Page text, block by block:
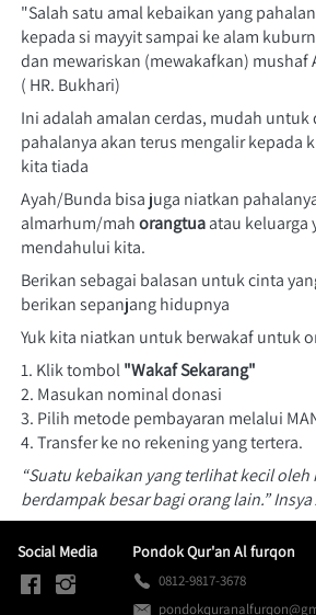
"Salah satu amal kebaikan yang
kepada si mayyit sampai ke alam
dan mewariskan (mewakafkan) mushaf
( HR. Bukhari)
Ini adalah amalan cerdas, mudah
pahalanya akan terus mengalir kepada
kita tiada
Ayah/Bunda bisa juga niatkan
almarhum/mah orangtua atau keluarga
mendahului kita.
Berikan sebagai balasan untuk cinta
berikan sepanjang hidupnya
Yuk kita niatkan untuk berwakaf untuk
1. Klik tombol "Wakaf Sekarang"
2. Masukan nominal donasi
3. Pilih metode pembayaran melalui
4. Transfer ke no rekening yang tertera.
“Suatu kebaikan yang terlihat kecil
berdampak besar bagi orang lain.” Insya
Social Media Pondok Qur'an Al furqon
0812-9817-3678